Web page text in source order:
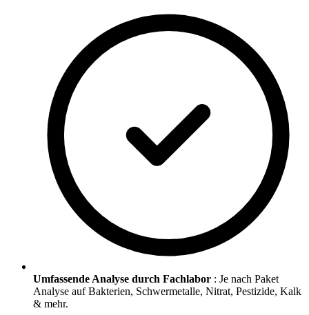
Umfassende Analyse durch Fachlabor : Je nach Paket
Analyse auf Bakterien, Schwermetalle, Nitrat, Pestizide, Kalk
& mehr.